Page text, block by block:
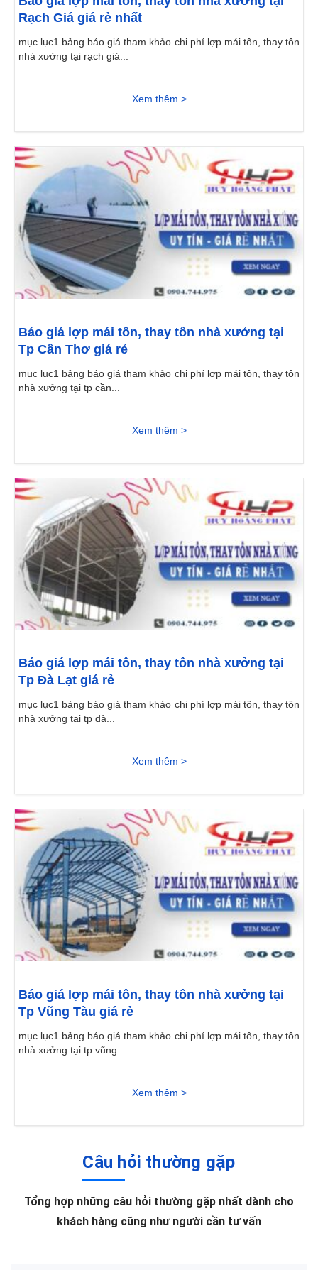
Rạch Giá giá rẻ nhất
mục lục1 bảng báo giá tham khảo chi phí lợp mái tôn, thay tôn
nhà xưởng tại rạch giá...
Xem thêm >
Báo giá lợp mái tôn, thay tôn nhà xưởng tại
Tp Cần Thơ giá rẻ
mục lục1 bảng báo giá tham khảo chi phí lợp mái tôn, thay tôn
nhà xưởng tại tp cần...
Xem thêm >
Báo giá lợp mái tôn, thay tôn nhà xưởng tại
Tp Đà Lạt giá rẻ
mục lục1 bảng báo giá tham khảo chi phí lợp mái tôn, thay tôn
nhà xưởng tại tp đà...
Xem thêm >
Báo giá lợp mái tôn, thay tôn nhà xưởng tại
Tp Vũng Tàu giá rẻ
mục lục1 bảng báo giá tham khảo chi phí lợp mái tôn, thay tôn
nhà xưởng tại tp vũng...
Xem thêm >
Câu hỏi thường gặp
Tổng hợp những câu hỏi thường gặp nhất dành cho
khách hàng cũng như người cần tư vấn